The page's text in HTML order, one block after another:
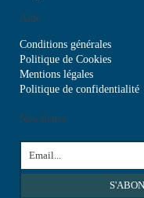
Aide
Conditions générales
Politique de Cookies
Mentions légales
Politique de confidentialité
Newsletter